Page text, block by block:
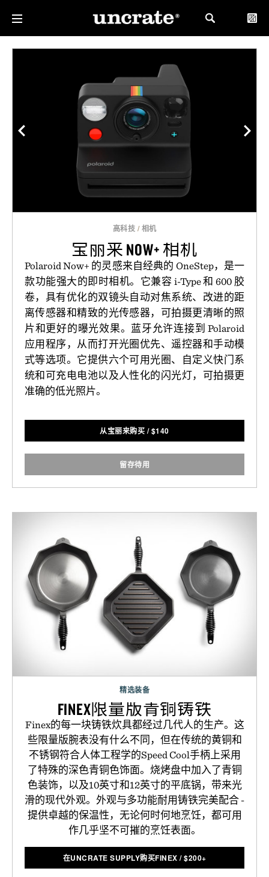
高科技 / 相机
宝丽来 NOW+ 相机
Polaroid Now+ 的灵感来自经典的 OneStep，是一
款功能强大的即时相机。它兼容 i-Type 和 600 胶
卷，具有优化的双镜头自动对焦系统、改进的距
离传感器和精致的光传感器，可拍摄更清晰的照
片和更好的曝光效果。蓝牙允许连接到 Polaroid
应用程序，从而打开光圈优先、遥控器和手动模
式等选项。它提供六个可用光圈、自定义快门系
统和可充电电池以及人性化的闪光灯，可拍摄更
准确的低光照片。
从宝丽来购买 /$140
留存待用
精选装备
FINEX限量版青铜铸铁
Finex的每一块铸铁炊具都经过几代人的生产。这
些限量版腕表没有什么不同，但在传统的黄铜和
不锈钢符合人体工程学的Speed Cool手柄上采用
了特殊的深色青铜色饰面。烧烤盘中加入了青铜
色装饰，以及10英寸和12英寸的平底锅，带来光
滑的现代外观。外观与多功能耐用铸铁完美配合 -
提供卓越的保温性，无论何时何地烹饪，都可用
作几乎坚不可摧的烹饪表面。
在UNCRATE SUPPLY购买FINEX /$200+